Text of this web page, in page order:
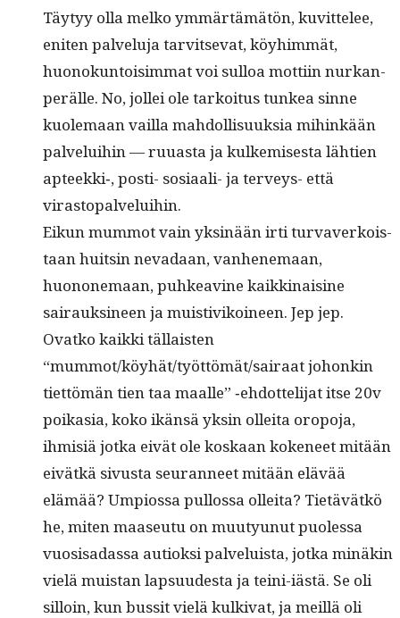
Täy­tyy olla melko ymmärtämätön, kuvit­telee,
eniten palvelu­ja tarvit­se­vat, köy­him­mät,
huonokun­toisim­mat voi sul­loa mot­ti­in nurkan­
perälle. No, jollei ole tarkoi­tus tunkea sinne
kuole­maan vail­la mah­dol­lisuuk­sia mihinkään
palvelui­hin — ruuas­ta ja kulkemis­es­ta läh­tien
apteekki‑, posti- sosi­aali- ja ter­veys- että
virastopalveluihin.
Eikun mum­mot vain yksinään irti tur­vaverkois­
taan huitsin nevadaan, van­hen­e­maan,
huonone­maan, puhkeav­ine kaikki­nai­sine
sairauksi­neen ja muis­tivikoi­neen. Jep jep.
Ovatko kaik­ki täl­lais­ten
“mummot/köyhät/työttömät/sairaat johonkin
tiet­tömän tien taa maalle” ‑ehdot­teli­jat itse 20v
poika­sia, koko ikän­sä yksin ollei­ta oropo­ja,
ihmisiä jot­ka eivät ole koskaan koke­neet mitään
eivätkä sivus­ta seu­ran­neet mitään elävää
elämää? Umpios­sa pul­los­sa ollei­ta? Tietävätkö
he, miten maaseu­tu on muu­tyunut puo­lessa
vuo­sisadas­sa autiok­si palveluista, jot­ka minäkin
vielä muis­tan lap­su­ud­es­ta ja tei­ni-iästä. Se oli
sil­loin, kun bus­sit vielä kulki­vat, ja meil­lä oli